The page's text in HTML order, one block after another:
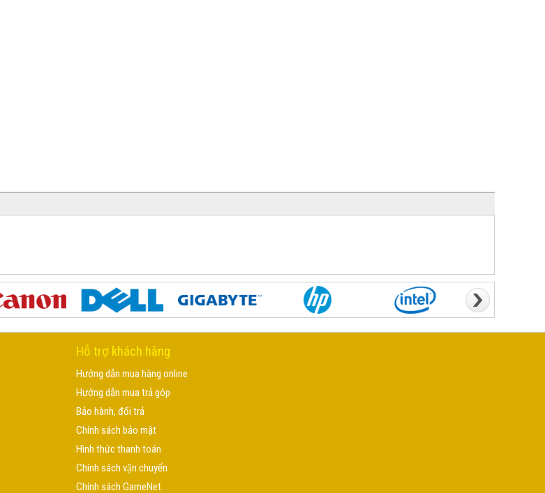
Hỗ trợ khách hàng
Hướng dẫn mua hàng online
Hướng dẫn mua trả góp
Bảo hành, đổi trả
Chính sách bảo mật
Hình thức thanh toán
Chính sách vận chuyển
Chính sách GameNet